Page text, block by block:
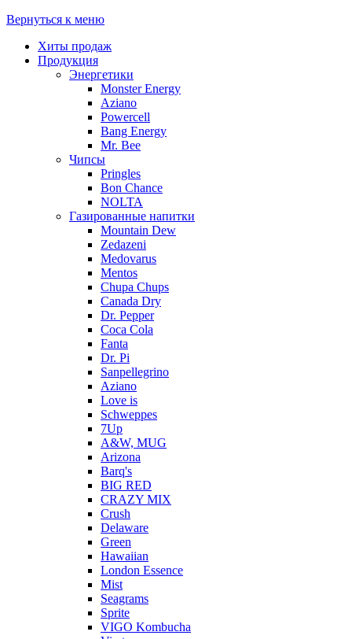
Вернуться к меню
Хиты продаж
Продукция
Энергетики
Monster Energy
Aziano
Powercell
Bang Energy
Mr. Bee
Чипсы
Pringles
Bon Chance
NOLTA
Газированные напитки
Mountain Dew
Zedazeni
Medovarus
Mentos
Chupa Chups
Canada Dry
Dr. Pepper
Coca Cola
Fanta
Dr. Pi
Sanpellegrino
Aziano
Love is
Schweppes
7Up
A&W, MUG
Arizona
Barq's
BIG RED
CRAZY MIX
Crush
Delaware
Green
Hawaiian
London Essence
Mist
Seagrams
Sprite
VIGO Kombucha